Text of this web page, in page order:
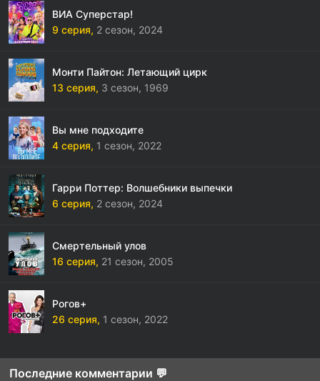
ВИА Суперстар!
9 серия, 2 сезон, 2024
Монти Пайтон: Летающий цирк
13 серия, 3 сезон, 1969
Вы мне подходите
4 серия, 1 сезон, 2022
Гарри Поттер: Волшебники выпечки
6 серия, 2 сезон, 2024
Смертельный улов
16 серия, 21 сезон, 2005
Рогов+
26 серия, 1 сезон, 2022
Последние комментарии 💬